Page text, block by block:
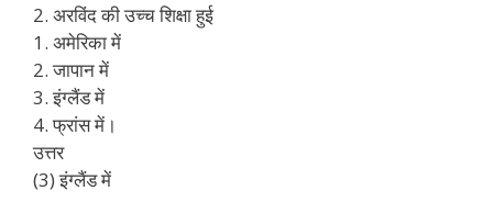
2. अरविंद की उच्च शिक्षा हुई
1. अमेरिका में
2. जापान में
3. इंग्लैंड में
4. फ्रांस में।
उत्तर
(3) इंग्लैंड में